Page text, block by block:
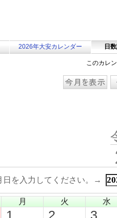
2026年大安カレンダー 日
このカレ
日を入力してください。→
月 火 水
1 2 3